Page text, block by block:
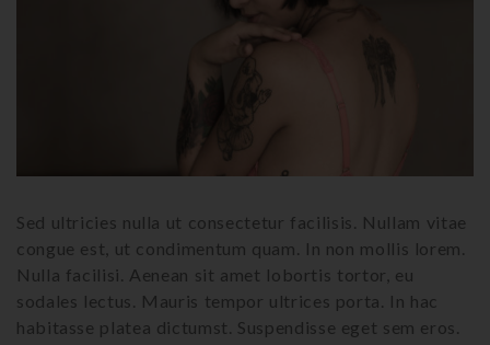
Sed ultricies nulla ut consectetur facilisis. Nullam vitae
congue est, ut condimentum quam. In non mollis lorem.
Nulla facilisi. Aenean sit amet lobortis tortor, eu
sodales lectus. Mauris tempor ultrices porta. In hac
habitasse platea dictumst. Suspendisse eget sem eros.